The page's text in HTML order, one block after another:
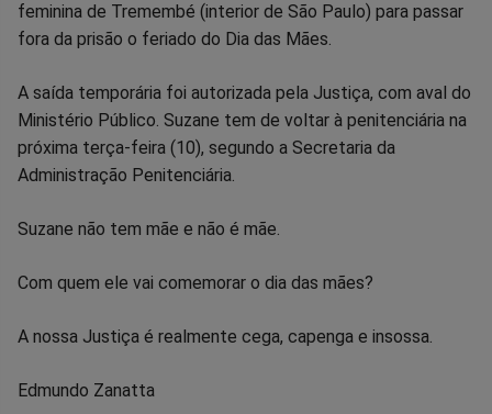
feminina de Tremembé (interior de São Paulo) para passar
fora da prisão o feriado do Dia das Mães.
A saída temporária foi autorizada pela Justiça, com aval do
Ministério Público. Suzane tem de voltar à penitenciária na
próxima terça-feira (10), segundo a Secretaria da
Administração Penitenciária.
Suzane não tem mãe e não é mãe.
Com quem ele vai comemorar o dia das mães?
A nossa Justiça é realmente cega, capenga e insossa.
Edmundo Zanatta